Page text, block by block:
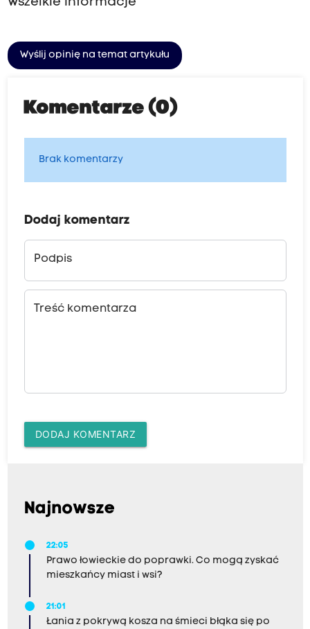
Wyślij opinię na temat artykułu
Komentarze (0)
Brak komentarzy
Dodaj komentarz
Podpis
Treść komentarza
DODAJ KOMENTARZ
Najnowsze
22:05
Prawo łowieckie do poprawki. Co mogą zyskać
mieszkańcy miast i wsi?
21:01
Łania z pokrywą kosza na śmieci błąka się po